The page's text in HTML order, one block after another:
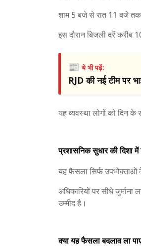
शाम 5 बजे से रात 11 बजे तक
इस दौरान बिजली दरें करीब
📰ये भी पढ़ें:
RJD की नई टीम पर
यह व्यवस्था लोगों को दिन के
प्रशासनिक सुधार की दिशा
यह फैसला सिर्फ उपभोक्ताओं
अधिकारियों पर सीधे
उम्मीद है।
क्या यह फैसला बदलाव ला